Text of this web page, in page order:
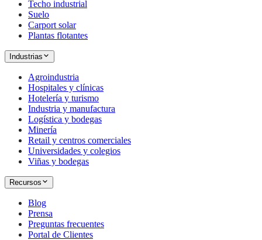
Techo industrial
Suelo
Carport solar
Plantas flotantes
Industrias
Agroindustria
Hospitales y clínicas
Hotelería y turismo
Industria y manufactura
Logística y bodegas
Minería
Retail y centros comerciales
Universidades y colegios
Viñas y bodegas
Recursos
Blog
Prensa
Preguntas frecuentes
Portal de Clientes